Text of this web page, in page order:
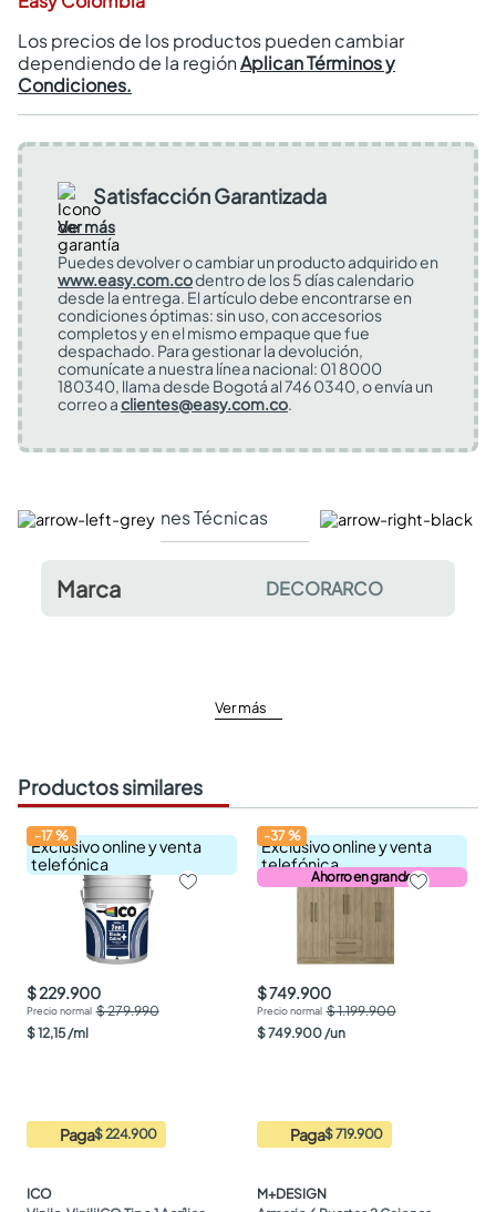
Los precios de los productos pueden cambiar
dependiendo de la regiónAplican Términos y
Condiciones.
Satisfacción Garantizada
Ver más
Puedes devolver o cambiar un producto adquirido en
www.easy.com.codentro de los 5 días calendario
desde la entrega. El artículo debe encontrarse en
condiciones óptimas: sin uso, con accesorios
completos y en el mismo empaque que fue
despachado. Para gestionar la devolución,
comunícate a nuestra línea nacional: 01 8000
180340, llama desde Bogotá al 746 0340, o envía un
correo aclientes@easy.com.co.
Especificaciones Técnicas Comentarios y
Marca DECORARCO
Ver más
Productos similares
Exclusivo online y venta
telefónica
-17%
$ 229.900
$ 279.990
$12,15 /ml
Paga$ 224.900
ICO
Exclusivo online y venta
telefónica
Ahorro en grande
-37%
$ 749.900
$ 1.199.900
$749.900 /un
Paga$ 719.900
M+DESIGN